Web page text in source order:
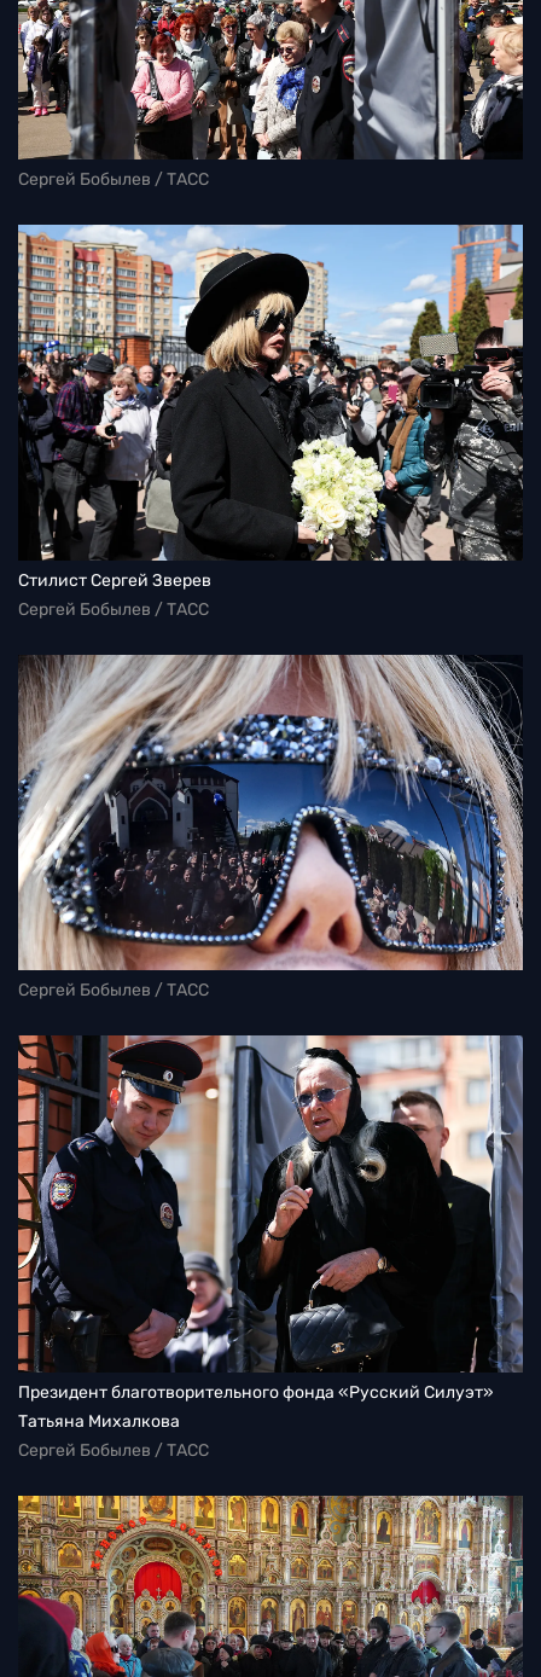
Сергей Бобылев / ТАСС
Стилист Сергей Зверев
Сергей Бобылев / ТАСС
Сергей Бобылев / ТАСС
Президент благотворительного фонда «Русский Силуэт»
Татьяна Михалкова
Сергей Бобылев / ТАСС